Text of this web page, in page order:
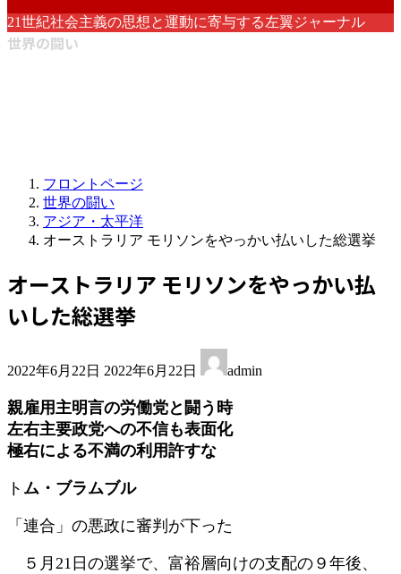
21世紀社会主義の思想と運動に寄与する左翼ジャーナル
世界の闘い
フロントページ
世界の闘い
アジア・太平洋
オーストラリア モリソンをやっかい払いした総選挙
オーストラリア モリソンをやっかい払
いした総選挙
2022年6月22日 終
新
日
時
2022年6月22日 admin
親雇用主明言の労働党と闘う時
左右主要政党への不信も表面化
極右による不満の利用許すな
ト ム・ブラムブル
「連合」の悪政に審判が下った
５月21日の選挙で、富裕層向けの支配の９年後、